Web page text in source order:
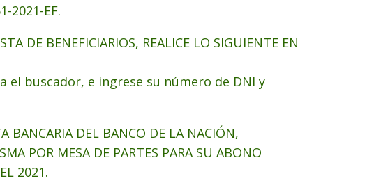
2021-EF.
DE BENEFICIARIOS, REALICE LO SIGUIENTE EN
el buscador, e ingrese su número de DNI y
BANCARIA DEL BANCO DE LA NACIÓN,
POR MESA DE PARTES PARA SU ABONO
2021.